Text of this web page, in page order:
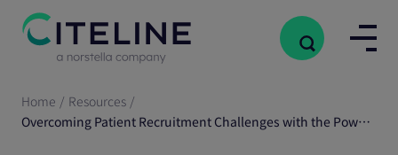
Home / Resources /
Overcoming Patient Recruitment Challenges with the Power of Citeline Real-World Data